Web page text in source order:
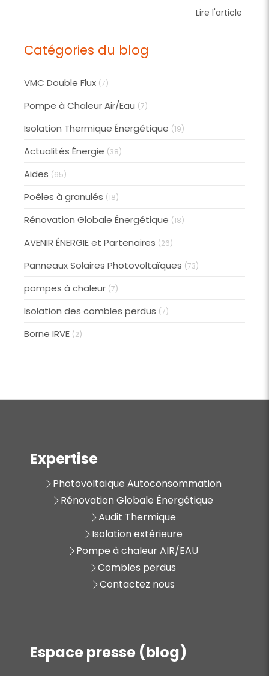
Lire l'article
Catégories du blog
VMC Double Flux (7)
Pompe à Chaleur Air/Eau (7)
Isolation Thermique Énergétique (19)
Actualités Énergie (38)
Aides (65)
Poêles à granulés (18)
Rénovation Globale Énergétique (18)
AVENIR ÉNERGIE et Partenaires (26)
Panneaux Solaires Photovoltaïques (73)
pompes à chaleur (7)
Isolation des combles perdus (7)
Borne IRVE (2)
Expertise
Photovoltaïque Autoconsommation
Rénovation Globale Énergétique
Audit Thermique
Isolation extérieure
Pompe à chaleur AIR/EAU
Combles perdus
Contactez nous
Espace presse (blog)